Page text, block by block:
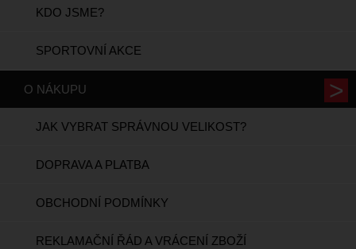
KDO JSME?
SPORTOVNÍ AKCE
O NÁKUPU
JAK VYBRAT SPRÁVNOU VELIKOST?
DOPRAVA A PLATBA
OBCHODNÍ PODMÍNKY
REKLAMAČNÍ ŘÁD A VRÁCENÍ ZBOŽÍ